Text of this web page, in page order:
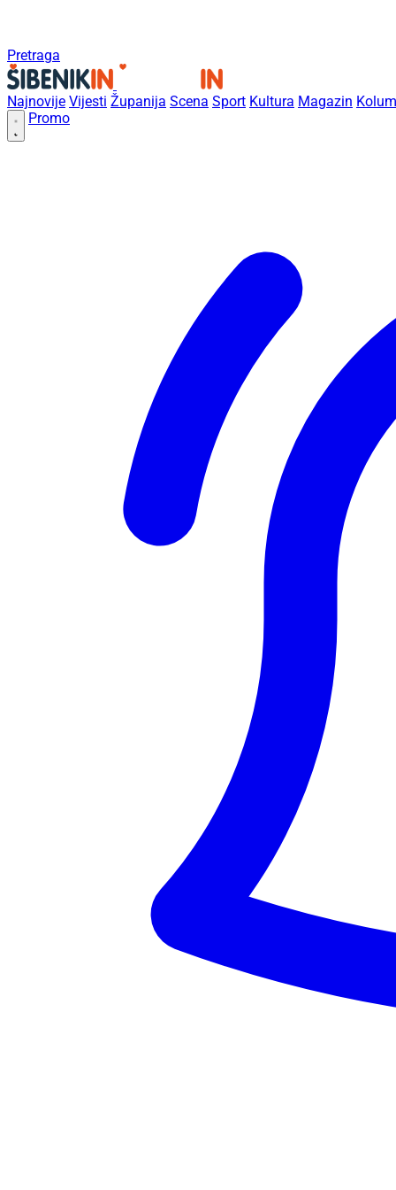
Pretraga
Najnovije Vijesti Županija Scena Sport Kultura Magazin
Promo